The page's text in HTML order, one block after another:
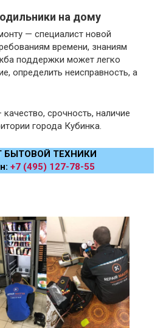
на дому
— специалист новой
времени, знаниям
поддержки может легко
определить неисправность, а
срочность, наличие
города Кубинка.
БЫТОВОЙ ТЕХНИКИ
+7 (495) 127-78-55